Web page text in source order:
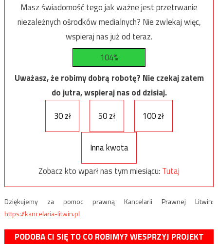
Masz świadomość tego jak ważne jest przetrwanie
niezależnych ośrodków medialnych? Nie zwlekaj więc,
wspieraj nas już od teraz.
104%
Uważasz, że robimy dobrą robotę? Nie czekaj zatem
do jutra, wspieraj nas od dzisiaj.
30 zł
50 zł 100 zł
Inna kwota
Zobacz kto wparł nas tym miesiącu: Tutaj
Dziękujemy za pomoc prawną Kancelarii Prawnej Litwin:
https://kancelaria-litwin.pl
PODOBA CI SIĘ TO CO ROBIMY? WESPRZYJ PROJEKT